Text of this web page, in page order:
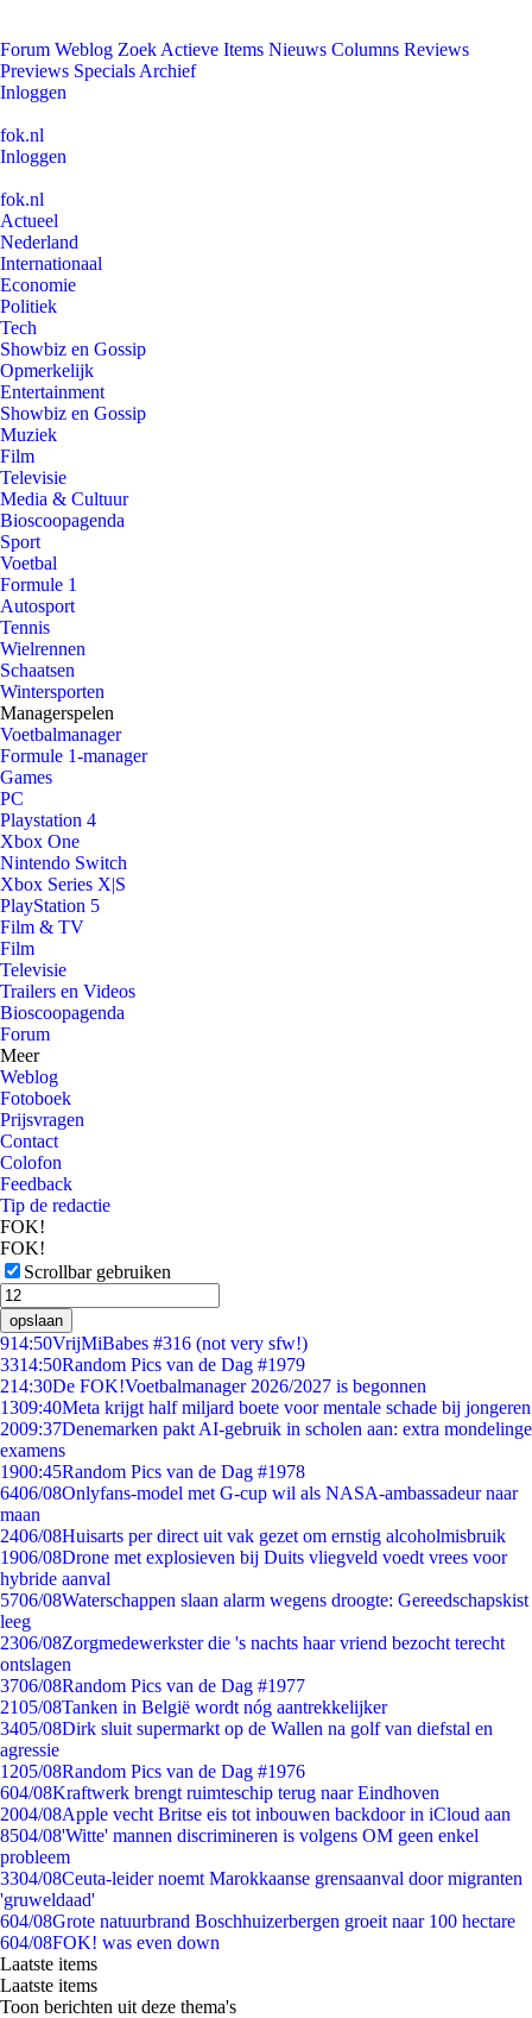
Forum Weblog Zoek Actieve Items Nieuws Columns Reviews
Previews Specials Archief
Inloggen
fok.nl
Inloggen
fok.nl
Actueel
Nederland
Internationaal
Economie
Politiek
Tech
Showbiz en Gossip
Opmerkelijk
Entertainment
Showbiz en Gossip
Muziek
Film
Televisie
Media & Cultuur
Bioscoopagenda
Sport
Voetbal
Formule 1
Autosport
Tennis
Wielrennen
Schaatsen
Wintersporten
Managerspelen
Voetbalmanager
Formule 1-manager
Games
PC
Playstation 4
Xbox One
Nintendo Switch
Xbox Series X|S
PlayStation 5
Film & TV
Film
Televisie
Trailers en Videos
Bioscoopagenda
Forum
Meer
Weblog
Fotoboek
Prijsvragen
Contact
Colofon
Feedback
Tip de redactie
FOK!
FOK!
Scrollbar gebruiken
opslaan
914:50VrijMiBabes #316 (not very sfw!)
3314:50Random Pics van de Dag #1979
214:30De FOK!Voetbalmanager 2026/2027 is begonnen
1309:40Meta krijgt half miljard boete voor mentale schade bij jongeren
2009:37Denemarken pakt AI-gebruik in scholen aan: extra mondelinge
examens
1900:45Random Pics van de Dag #1978
6406/08Onlyfans-model met G-cup wil als NASA-ambassadeur naar
maan
2406/08Huisarts per direct uit vak gezet om ernstig alcoholmisbruik
1906/08Drone met explosieven bij Duits vliegveld voedt vrees voor
hybride aanval
5706/08Waterschappen slaan alarm wegens droogte: Gereedschapskist
leeg
2306/08Zorgmedewerkster die 's nachts haar vriend bezocht terecht
ontslagen
3706/08Random Pics van de Dag #1977
2105/08Tanken in België wordt nóg aantrekkelijker
3405/08Dirk sluit supermarkt op de Wallen na golf van diefstal en
agressie
1205/08Random Pics van de Dag #1976
604/08Kraftwerk brengt ruimteschip terug naar Eindhoven
2004/08Apple vecht Britse eis tot inbouwen backdoor in iCloud aan
8504/08'Witte' mannen discrimineren is volgens OM geen enkel
probleem
3304/08Ceuta-leider noemt Marokkaanse grensaanval door migranten
'gruweldaad'
604/08Grote natuurbrand Boschhuizerbergen groeit naar 100 hectare
604/08FOK! was even down
Laatste items
Laatste items
Toon berichten uit deze thema's